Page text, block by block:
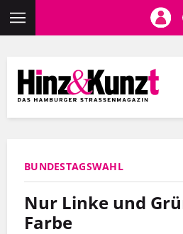
Inhalt
BUNDESTAGSWAHL
Nur Linke und
Farbe